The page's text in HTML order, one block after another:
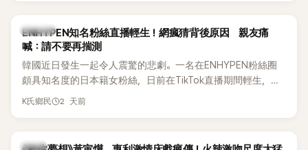
K-POP
ENHYPEN知名粉絲直播輕生！網瘋猜背後原因 親友痛
喊：請不要再揣測
韓國近日發生一起令人震驚的悲劇。一名在ENHYPEN粉絲圈
頗具知名度的日本籍女粉絲，日前在TikTok直播期間輕生，最
終不幸身亡，消息曝光後震驚韓網，也讓不少粉絲湧入社群平
K氏鄉民 2 天前
韓劇